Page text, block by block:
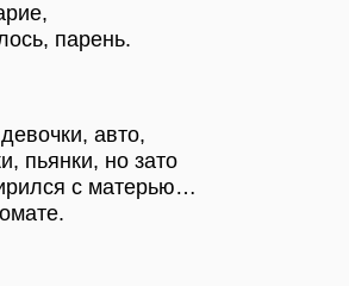
парень.
авто,
пьянки, но зато
с матерью…